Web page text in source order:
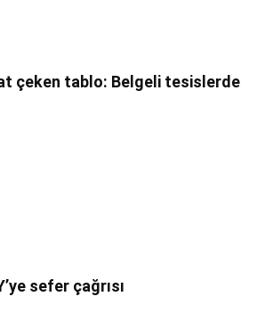
çeken tablo: Belgeli tesislerde
sefer çağrısı